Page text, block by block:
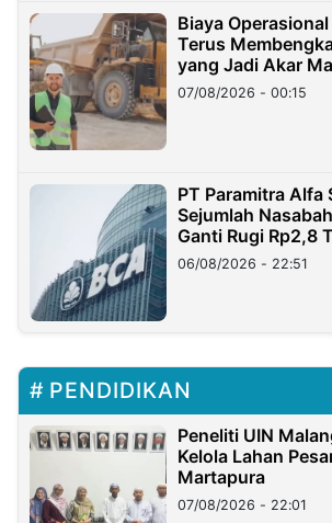
Biaya
Terus
yang Jadi Akar
07/08/2026 - 00:15
PT Paramitra Alfa
Sejumlah
Ganti Rugi Rp2,8
06/08/2026 - 22:51
PENDIDIKAN
Peneliti UIN
Kelola Lahan
Martapura
07/08/2026 - 22:01